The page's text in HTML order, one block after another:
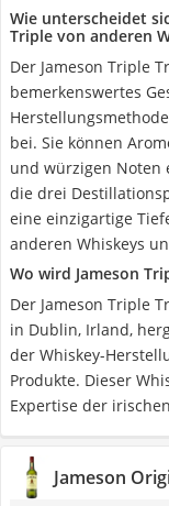
Wie unterscheidet
Triple von anderen
Der Jameson Triple
bemerkenswertes
bei. Sie können
und würzigen Noten
die drei
eine einzigartige
anderen Whiskeys
Wo wird Jameson
Der Jameson Triple
in Dublin, Irland,
der Whiskey-
Produkte. Dieser
Expertise der
Jameson